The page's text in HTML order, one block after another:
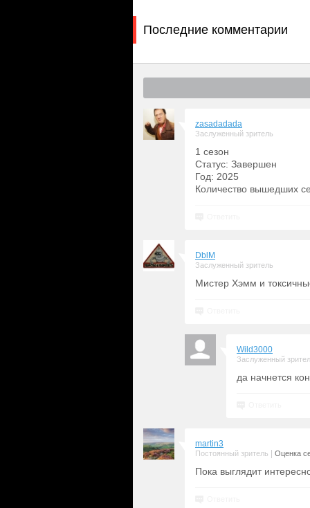
Последние комментарии
zasadadada
Заслуженный зритель
1 сезон
Статус: Завершен
Год: 2025
Количество вышедших
DblM
Заслуженный зритель
Мистер Хэмм и
Wild3000
Заслуженный
да начнется
martin3
Постоянный зритель Оценка
Пока выглядит